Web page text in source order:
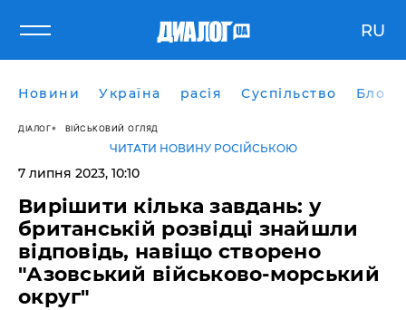
RU
Новини Україна расія Суспільство Блоги
ДІАЛОГ ВІЙСЬКОВИЙ ОГЛЯД
ЧИТАТИ НОВИНУ РОСІЙСЬКОЮ
7 липня 2023, 10:10
Вирішити кілька завдань: у
британській розвідці знайшли
відповідь, навіщо створено
"Азовський військово-морський
округ"